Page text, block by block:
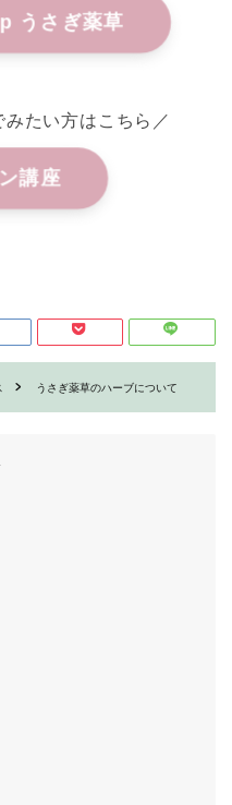
うさぎ薬草
たい方はこちら／
講座
うさぎ薬草のハーブについて